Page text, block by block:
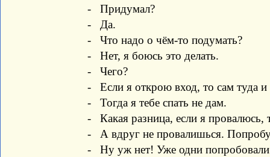
- Придумал?
- Да.
- Что надо о чём-то подумать?
- Нет, я боюсь это делать.
- Чего?
- Если я открою вход, то сам туда
- Тогда я тебе спать не дам.
- Какая разница, если я провалюсь,
- А вдруг не провалишься.
- Ну уж нет! Уже одни